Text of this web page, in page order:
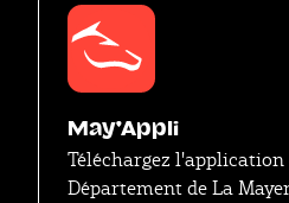
May'Appli
Téléchargez
Département de La